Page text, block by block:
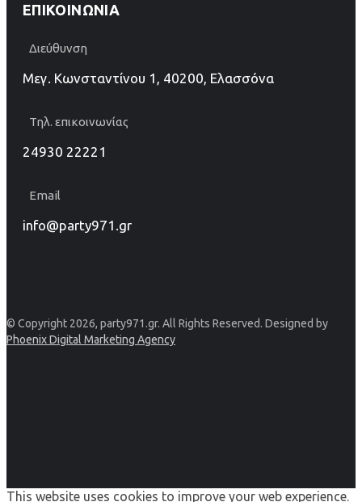
ΕΠΙΚΟΙΝΩΝΊΑ
Διεύθυνση
Μεγ. Κωνσταντίνου 1, 40200, Ελασσόνα
Τηλ. επικοινωνίας
24930 22221
Email
info@party971.gr
© Copyright 2026, party971.gr. All Rights Reserved. Designed by
Phoenix Digital Marketing Agency
This website uses cookies to improve your web experience.